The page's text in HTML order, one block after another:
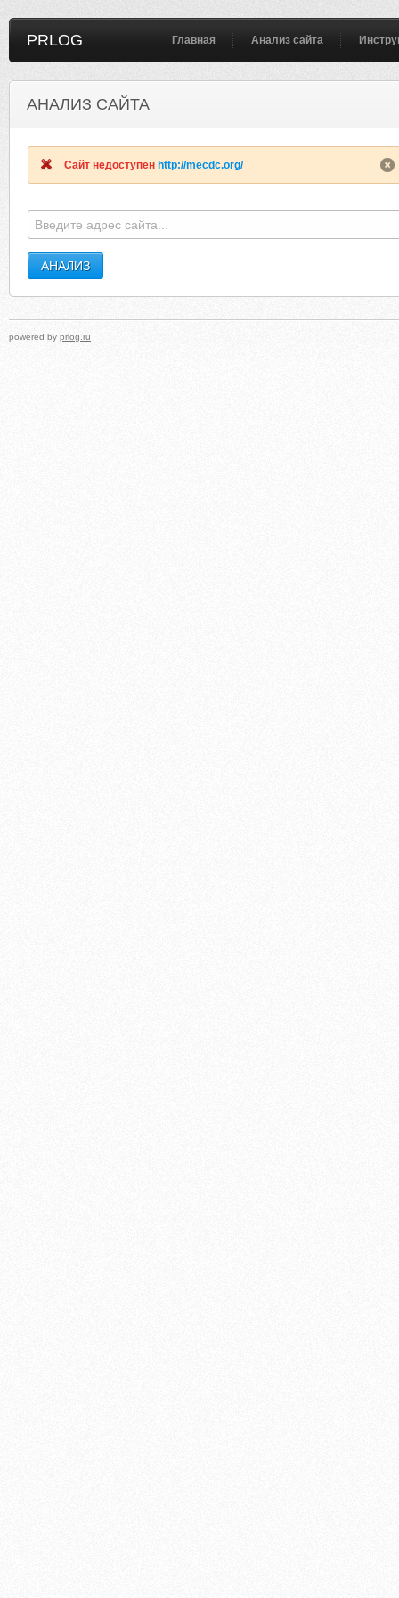
PRLOG Главная Анализ сайта
АНАЛИЗ САЙТА
Сайт недоступен http://mecdc.org/
powered by prlog.ru